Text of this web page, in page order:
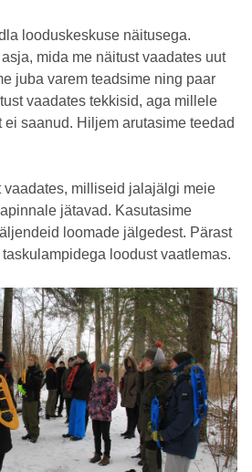
looduskeskuse näitusega.
mida me näitust vaadates uut
juba varem teadsime ning paar
vaadates tekkisid, aga millele
saanud. Hiljem arutasime teedad
vaadates, milliseid jalajälgi meie
jätavad. Kasutasime
loomade jälgedest. Pärast
loodust vaatlemas.